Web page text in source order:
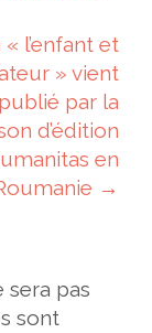
l’enfant et
» vient
par la
d’édition
en
→
sera pas
sont